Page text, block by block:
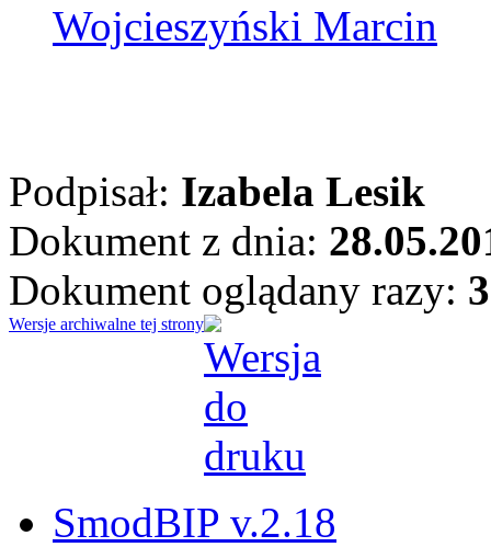
Wojcieszyński Marcin
Podpisał: Izabela Lesik
Dokument z dnia:
Dokument oglądany razy:
Wersje archiwalne tej strony
SmodBIP v.2.18